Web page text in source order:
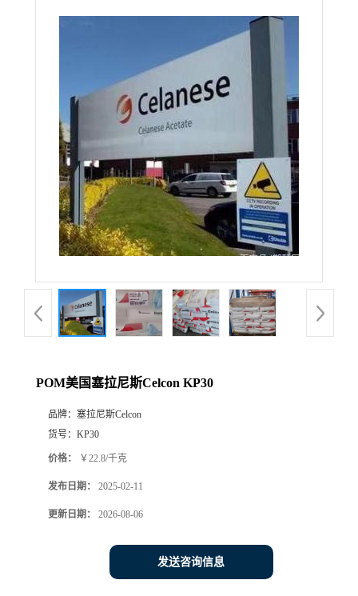
POM美国塞拉尼斯Celcon KP30
品牌： 塞拉尼斯Celcon
货号： KP30
价格： ￥22.8/千克
发布日期： 2025-02-11
更新日期： 2026-08-06
发送咨询信息